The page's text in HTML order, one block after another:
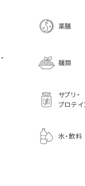
薬膳
麺類
サプリ・
プロテイ
水・飲料